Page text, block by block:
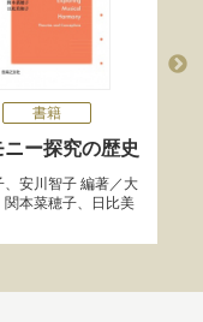
書籍
ー探究の歴史
、 安川智子編著／ 大
関本菜穂子、
日比美